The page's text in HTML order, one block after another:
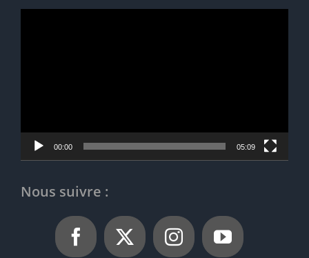
00:00 05:09
Nous suivre :